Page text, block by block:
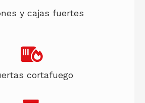
y cajas fuertes
cortafuego